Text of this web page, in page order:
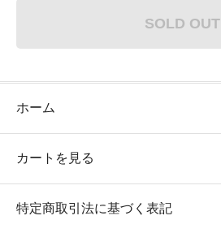
SOLD OUT
ホーム
カートを見る
特定商取引法に基づく表記